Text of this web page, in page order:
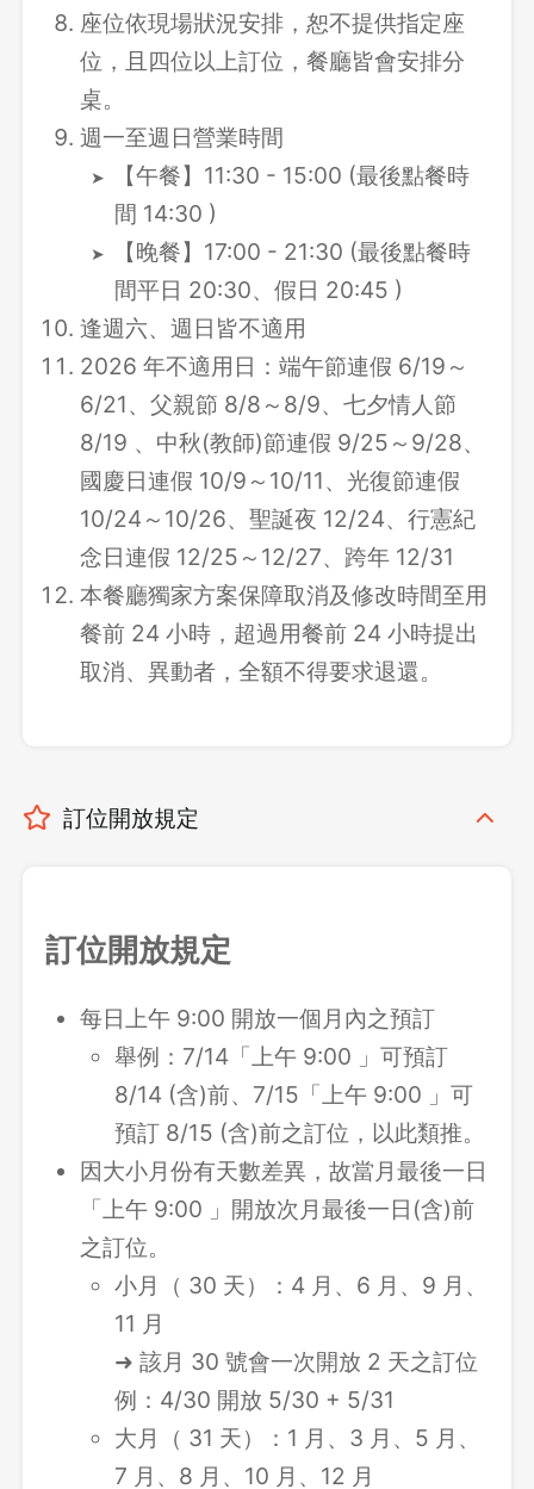
座位依現場狀況安排，恕不提供指定座
位，且四位以上訂位，餐廳皆會安排分
桌。
週一至週日營業時間
【午餐】11:30 - 15:00 (最後點餐時
間 14:30 )
【晚餐】17:00 - 21:30 (最後點餐時
間平日 20:30、假日 20:45 )
逢週六、週日皆不適用
2026 年不適用日：端午節連假 6/19～
6/21、父親節 8/8～8/9、七夕情人節
8/19 、中秋(教師)節連假 9/25～9/28、
國慶日連假 10/9～10/11、光復節連假
10/24～10/26、聖誕夜 12/24、行憲紀
念日連假 12/25～12/27、跨年 12/31
本餐廳獨家方案保障取消及修改時間至用
餐前 24 小時，超過用餐前 24 小時提出
取消、異動者，全額不得要求退還。
訂位開放規定
訂位開放規定
每日上午 9:00 開放一個月內之預訂
舉例：7/14「上午 9:00 」可預訂
8/14 (含)前、7/15「上午 9:00 」可
預訂 8/15 (含)前之訂位，以此類推。
因大小月份有天數差異，故當月最後一日
「上午 9:00 」開放次月最後一日(含)前
之訂位。
小月（ 30 天）：4 月、6 月、9 月、
11 月
➜ 該月 30 號會一次開放 2 天之訂位
例：4/30 開放 5/30 + 5/31
大月（ 31 天）：1 月、3 月、5 月、
7 月、8 月、10 月、12 月